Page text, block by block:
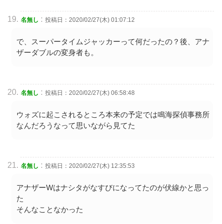
名無し : 投稿日：2020/02/27(木) 01:07:12
で、スーパータイムジャッカーって何だったの？後、アナ
ザーダブルの変身者も。
名無し : 投稿日：2020/02/27(木) 06:58:48
ウォズに起こされるところ本来の予定では鳴海探偵事務所
なんだろうなって思いながら見てた
名無し : 投稿日：2020/02/27(木) 12:35:53
アナザーWはナシタがなすびになってたのが伏線かと思っ
た
そんなことなかった